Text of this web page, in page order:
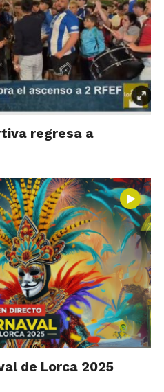
regresa a
de Lorca 2025